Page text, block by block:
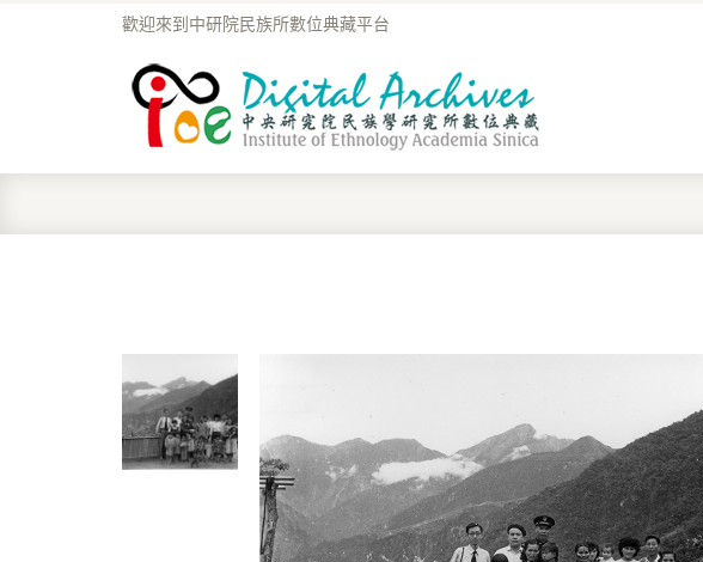
歡迎來到中研院民族所數位典藏平台